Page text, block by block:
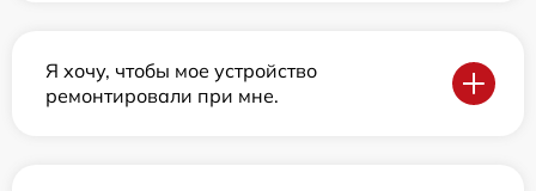
Я хочу, чтобы мое устройство
ремонтировали при мне.